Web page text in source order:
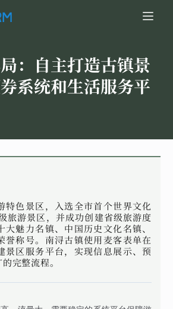
： 自主打造古镇景
系统和生活服务平
特色景区，入选全市首个世界文化
旅游景区，并成功创建省级旅游度
魅力名镇、中国历史文化名镇、
誉称号。南浔古镇使用麦客表单在
景区服务平台，实现信息展示、预
完整流程。